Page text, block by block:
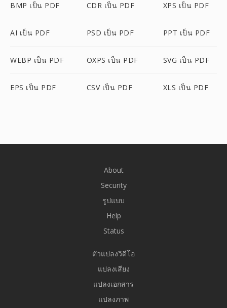
BMP เป็น PDF CDR เป็น PDF XPS เป็น PDF
AI เป็น PDF PSD เป็น PDF PPT เป็น PDF
WEBP เป็น PDF OXPS เป็น PDF SVG เป็น PDF
EPS เป็น PDF CSV เป็น PDF XLS เป็น PDF
About
Security
รูปแบบ
Help
Status
ตัวแปลงวิดีโอ
แปลงเสียง
แปลงเอกสาร
แปลงภาพ